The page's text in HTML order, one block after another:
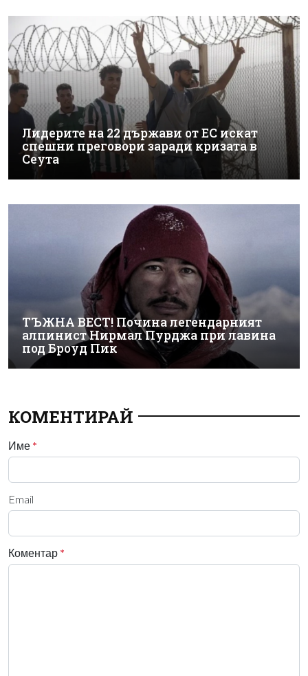
Лидерите на 22 държави от ЕС искат
спешни преговори заради кризата в
Сеута
ТЪЖНА ВЕСТ! Почина легендарният
алпинист Нирмал Пурджа при лавина
под Броуд Пик
КОМЕНТИРАЙ
Име *
Email
Коментар *